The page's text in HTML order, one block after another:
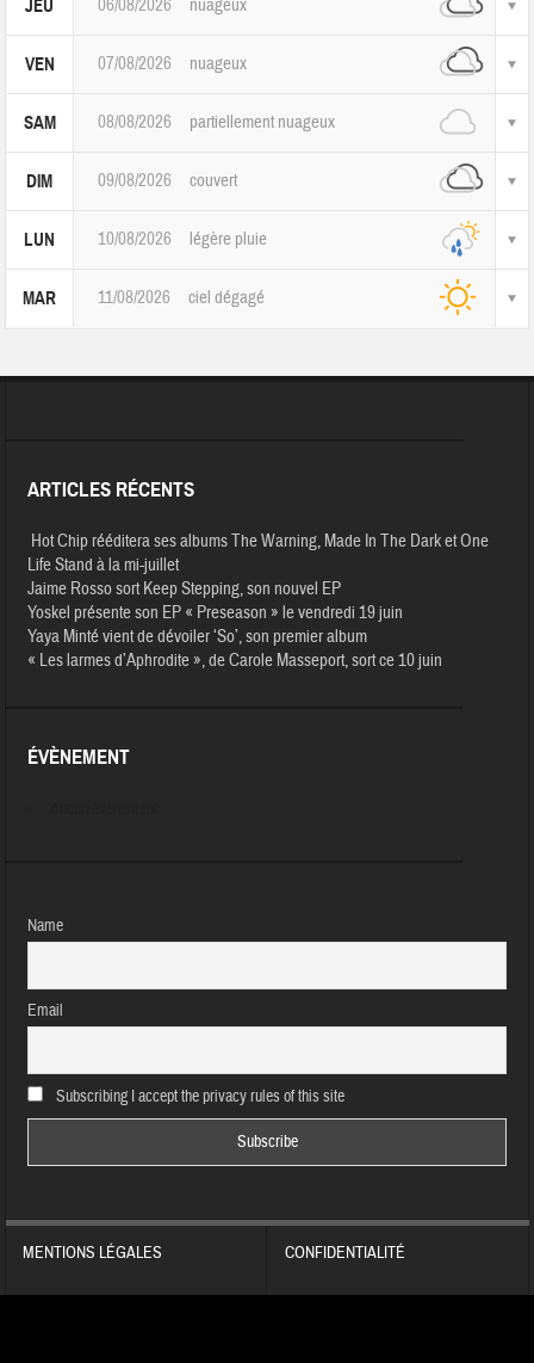
JEU 06/08/2026 nuageux
VEN 07/08/2026 nuageux
SAM 08/08/2026 partiellement nuageux
DIM 09/08/2026 couvert
LUN 10/08/2026 légère pluie
MAR 11/08/2026 ciel dégagé
ARTICLES RÉCENTS
Hot Chip rééditera ses albums The Warning, Made In The Dark et One
Life Stand à la mi-juillet
Jaime Rosso sort Keep Stepping, son nouvel EP
Yoskel présente son EP « Preseason » le vendredi 19 juin
Yaya Minté vient de dévoiler ‘So’, son premier album
« Les larmes d’Aphrodite », de Carole Masseport, sort ce 10 juin
ÉVÈNEMENT
Name
Email
Subscribing I accept the privacy rules of this site
MENTIONS LÉGALES CONFIDENTIALITÉ